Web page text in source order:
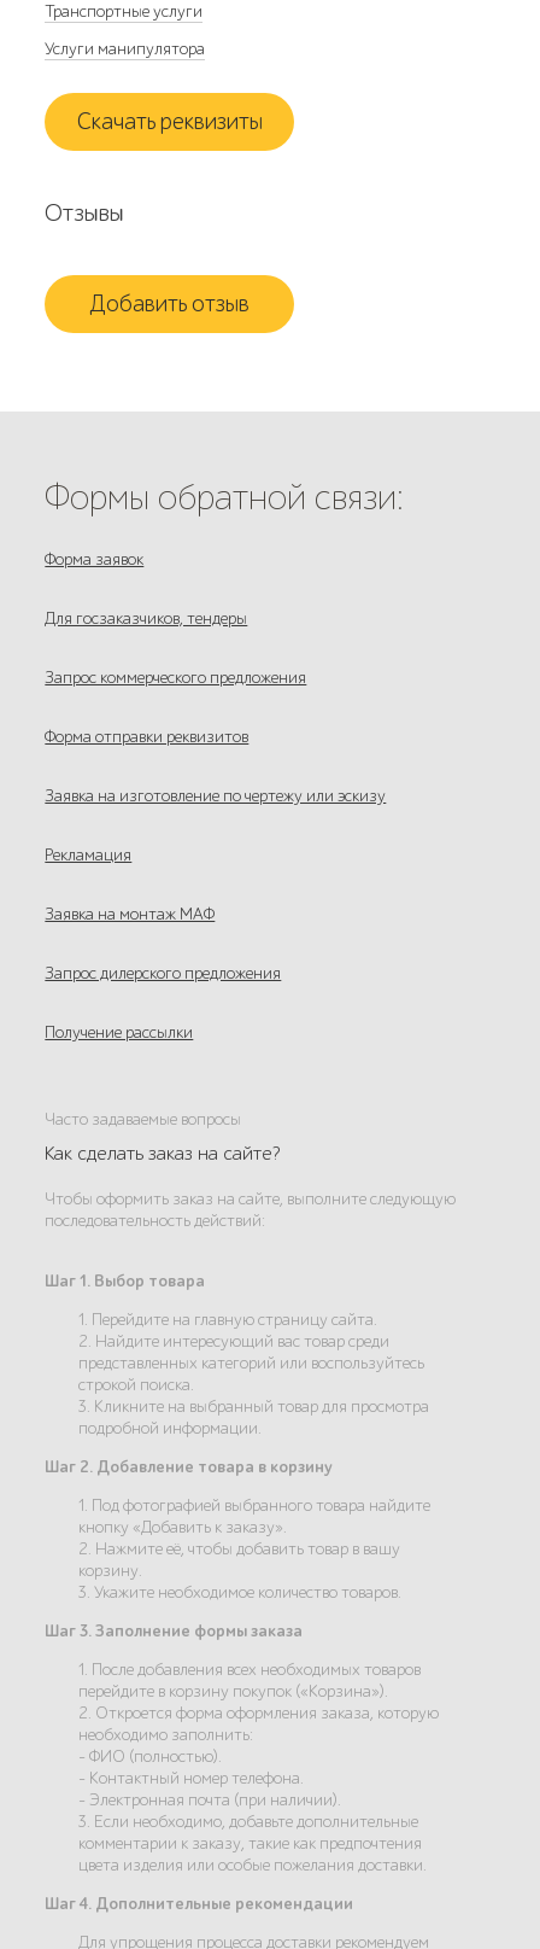
Транспортные услуги
Услуги манипулятора
Скачать реквизиты
Отзывы
Добавить отзыв
Формы обратной связи:
Форма заявок
Для госзаказчиков, тендеры
Запрос коммерческого предложения
Форма отправки реквизитов
Заявка на изготовление по чертежу или эскизу
Рекламация
Заявка на монтаж МАФ
Запрос дилерского предложения
Получение рассылки
Часто задаваемые вопросы
Как сделать заказ на сайте?
Чтобы оформить заказ на сайте, выполните следующую
последовательность действий:
Шаг 1. Выбор товара
1. Перейдите на главную страницу сайта.
2. Найдите интересующий вас товар среди
представленных категорий или воспользуйтесь
строкой поиска.
3. Кликните на выбранный товар для просмотра
подробной информации.
Шаг 2. Добавление товара в корзину
1. Под фотографией выбранного товара найдите
кнопку «Добавить к заказу».
2. Нажмите её, чтобы добавить товар в вашу
корзину.
3. Укажите необходимое количество товаров.
Шаг 3. Заполнение формы заказа
1. После добавления всех необходимых товаров
перейдите в корзину покупок («Корзина»).
2. Откроется форма оформления заказа, которую
необходимо заполнить:
- ФИО (полностью).
- Контактный номер телефона.
- Электронная почта (при наличии).
3. Если необходимо, добавьте дополнительные
комментарии к заказу, такие как предпочтения
цвета изделия или особые пожелания доставки.
Шаг 4. Дополнительные рекомендации
Для упрощения процесса доставки рекомендуем